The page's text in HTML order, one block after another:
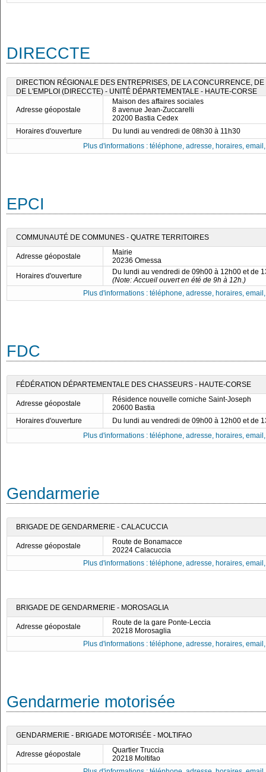
DIRECCTE
DIRECTION RÉGIONALE DES ENTREPRISES, DE LA CONCURRENCE,
DE L'EMPLOI (DIRECCTE) - UNITÉ DÉPARTEMENTALE - HAUTE-CORSE
Adresse géopostale
Maison des affaires sociales
8 avenue Jean-Zuccarelli
20200 Bastia Cedex
Horaires d'ouverture
Du lundi au vendredi de 08h30 à 11h30
Plus d'informations : téléphone, adresse, horaires,
EPCI
COMMUNAUTÉ DE COMMUNES - QUATRE TERRITOIRES
Adresse géopostale
Mairie
20236 Omessa
Horaires d'ouverture
Du lundi au vendredi de 09h00 à 12h00 et de
(Note: Accueil ouvert en été de 9h à 12h.)
Plus d'informations : téléphone, adresse, horaires,
FDC
FÉDÉRATION DÉPARTEMENTALE DES CHASSEURS - HAUTE-CORSE
Adresse géopostale
Résidence nouvelle corniche Saint-Joseph
20600 Bastia
Horaires d'ouverture
Du lundi au vendredi de 09h00 à 12h00 et de
Plus d'informations : téléphone, adresse, horaires,
Gendarmerie
BRIGADE DE GENDARMERIE - CALACUCCIA
Adresse géopostale
Route de Bonamacce
20224 Calacuccia
Plus d'informations : téléphone, adresse, horaires,
BRIGADE DE GENDARMERIE - MOROSAGLIA
Adresse géopostale
Route de la gare Ponte-Leccia
20218 Morosaglia
Plus d'informations : téléphone, adresse, horaires,
Gendarmerie motorisée
GENDARMERIE - BRIGADE MOTORISÉE - MOLTIFAO
Adresse géopostale
Quartier Truccia
20218 Moltifao